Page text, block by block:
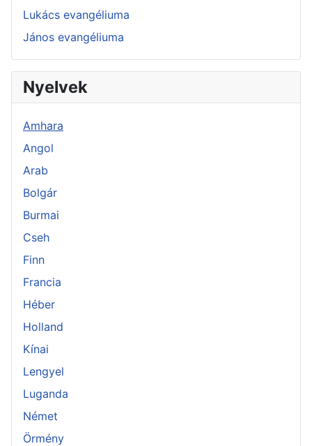
Lukács evangéliuma
János evangéliuma
Nyelvek
Amhara
Angol
Arab
Bolgár
Burmai
Cseh
Finn
Francia
Héber
Holland
Kínai
Lengyel
Luganda
Német
Örmény